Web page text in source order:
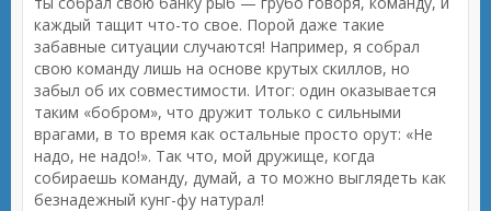
каждый тащит что-то свое. Порой даже такие
забавные ситуации случаются! Например, я собрал
свою команду лишь на основе крутых скиллов, но
забыл об их совместимости. Итог: один оказывается
таким «бобром», что дружит только с сильными
врагами, в то время как остальные просто орут: «Не
надо, не надо!». Так что, мой дружище, когда
собираешь команду, думай, а то можно выглядеть как
безнадежный кунг-фу натурал!